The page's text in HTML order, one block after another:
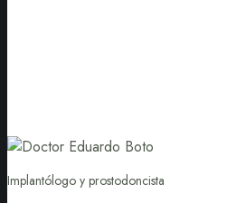
Implantólogo y prostodoncista